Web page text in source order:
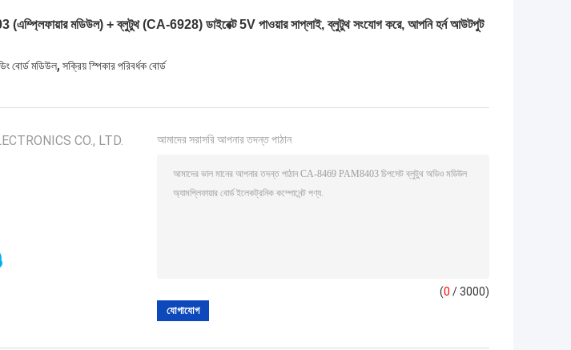
মডিউল) + ব্লুটুথ (CA-6928) ডাইরেক্ট 5V পাওয়ার সাপ্লাই, ব্লুটুথ সংযোগ করে, আপনি হর্ন আউটপুট
বোর্ড মডিউল, সক্রিয় স্পিকার পরিবর্ধক বোর্ড
CO., LTD. আমাদের সরাসরি আপনার তদন্ত পাঠান
(0 / 3000)